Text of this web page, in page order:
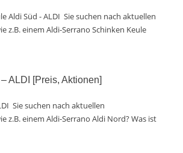
Aldi Süd - ALDI Sie suchen nach aktuellen
z.B. einem Aldi-Serrano Schinken Keule
ALDI [Preis, Aktionen]
Sie suchen nach aktuellen
z.B. einem Aldi-Serrano Aldi Nord? Was ist